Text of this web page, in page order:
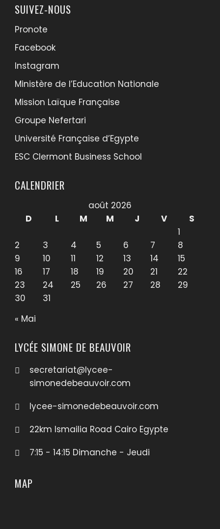
SUIVEZ-NOUS
Pronote
Facebook
Instagram
Ministère de l’Education Nationale
Mission Laïque Française
Groupe Nefertari
Université Française d’Egypte
ESC Clermont Business School
CALENDRIER
août 2026
D
L M M J V
S
1
2
3 4 5 6 7
8
9
10 11 12 13 14
15
16
17 18 19 20 21
22
23
24 25 26 27 28
29
30
31
« Mai
LYCÉE SIMONE DE BEAUVOIR
secretariat@lycee-
simonedebeauvoir.com
lycee-simonedebeauvoir.com
22km Ismailia Road Cairo Egypte
7:15 - 14:15 Dimanche - Jeudi
MAP